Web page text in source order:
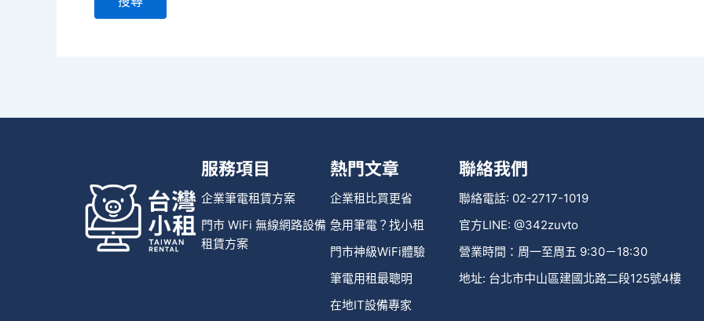
服務項目
企業筆電租賃方案
門市 WiFi 無線網路設備
租賃方案
熱門文章
企業租比買更省
急用筆電？找小租
門市神級WiFi體驗
筆電用租最聰明
在地IT設備專家
聯絡我們
聯絡電話: 02-2717-1019
官方LINE: @342zuvto
營業時間：周一至周五 9:30－18:30
地址: 台北市中山區建國北路二段125號4樓